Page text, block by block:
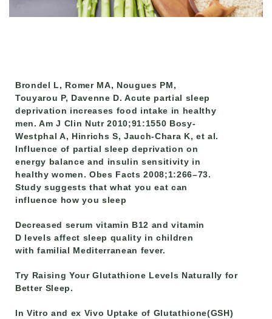
Brondel L, Romer MA, Nougues PM,
Touyarou P, Davenne D. Acute partial sleep
deprivation increases food intake in healthy
men. Am J Clin Nutr 2010;91:1550 Bosy-
Westphal A, Hinrichs S, Jauch-Chara K, et al.
Influence of partial sleep deprivation on
energy balance and insulin sensitivity in
healthy women. Obes Facts 2008;1:266–73.
Study suggests that what you eat can
influence how you sleep
Decreased serum vitamin B12 and vitamin
D levels affect sleep quality in children
with familial Mediterranean fever.
Try Raising Your Glutathione Levels Naturally for
Better Sleep.
In Vitro and ex Vivo Uptake of Glutathione(GSH)